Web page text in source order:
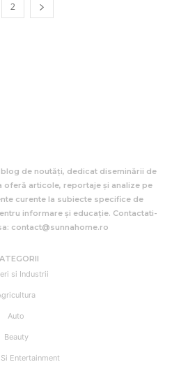
2
de noutăți, dedicat diseminării de
articole, reportaje și analize pe
curente la subiecte specifice de
informare și educație. Contactati-
contact@sunnahome.ro
si Industrii
Auto
Beauty
Entertainment